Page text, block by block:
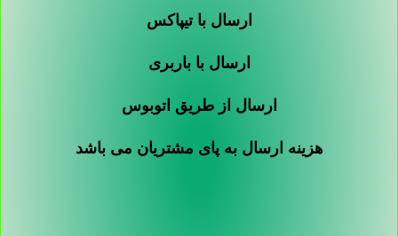
ارسال با تیپاکس
ارسال با باربری
ارسال از طریق اتوبوس
هزینه ارسال به پای مشتریان می باشد